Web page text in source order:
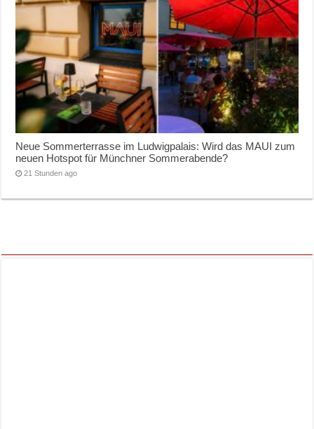
Neue Sommerterrasse im Ludwigpalais: Wird das MAUI zum
neuen Hotspot für Münchner Sommerabende?
21 Stunden ago